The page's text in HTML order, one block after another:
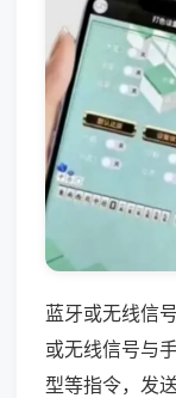
蓝牙或无线信
或无线信号与
型等指令，发